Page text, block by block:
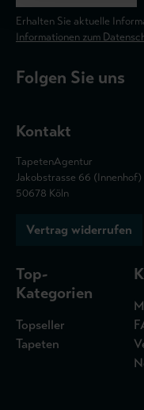
Erhalten Sie aktuelle
Informationen zum
Folgen Sie uns
Kontakt
TapetenAgentur
Jakobstrasse 66 (Innenhof)
50678 Köln
Vertrag widerrufen
Top-
Kategorien
Topseller
Tapeten